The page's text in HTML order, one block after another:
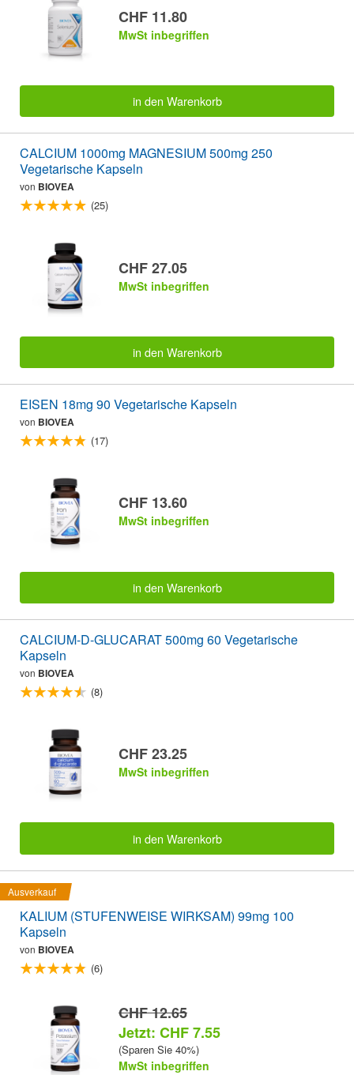
CHF 11.80
MwSt inbegriffen
in den Warenkorb
CALCIUM 1000mg MAGNESIUM 500mg 250
Vegetarische Kapseln
von BIOVEA
(25)
CHF 27.05
MwSt inbegriffen
in den Warenkorb
EISEN 18mg 90 Vegetarische Kapseln
von BIOVEA
(17)
CHF 13.60
MwSt inbegriffen
in den Warenkorb
CALCIUM-D-GLUCARAT 500mg 60 Vegetarische
Kapseln
von BIOVEA
(8)
CHF 23.25
MwSt inbegriffen
in den Warenkorb
Ausverkauf
KALIUM (STUFENWEISE WIRKSAM) 99mg 100
Kapseln
von BIOVEA
(6)
CHF 12.65
Jetzt: CHF 7.55
(Sparen Sie 40%)
MwSt inbegriffen